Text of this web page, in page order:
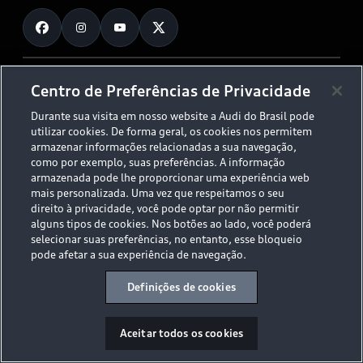
Planejamento de recarga
O Legado do S
Audi Driving Experience
ESG
Tecnologias Audi
Audi Collection
Fale Conosco
Trabalhe Conosco
© 2026 AUDI AG. All Rights Reserved.
Políticas de Privacidade
Código de Conduta
Aviso Legal
Proteção de Dados - LGPD
Sala de Imprensa
Desacelere. Seu bem maior é a vida.
Centro de Preferências de Privacidade
Durante sua visita em nosso website a Audi do Brasil pode
utilizar cookies. De forma geral, os cookies nos permitem
armazenar informações relacionadas a sua navegação,
como por exemplo, suas preferências. A informação
armazenada pode lhe proporcionar uma experiência web
mais personalizada. Uma vez que respeitamos o seu
direito à privacidade, você pode optar por não permitir
alguns tipos de cookies. Nos botões ao lado, você poderá
selecionar suas preferências, no entanto, esse bloqueio
pode afetar a sua experiência de navegação.
Definições de cookies
Aceitar todos os cookies